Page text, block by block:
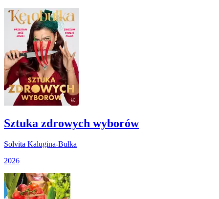
Sztuka zdrowych wyborów
Solvita Kalugina-Bułka
2026